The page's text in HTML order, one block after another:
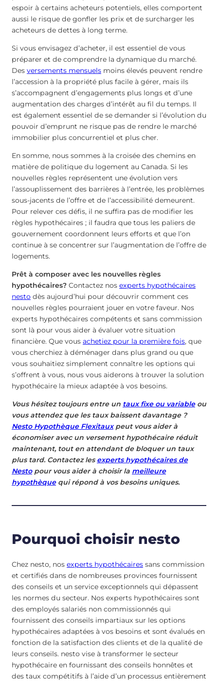
espoir à certains acheteurs potentiels, elles comportent
aussi le risque de gonfler les prix et de surcharger les
acheteurs de dettes à long terme.
Si vous envisagez d’acheter, il est essentiel de vous
préparer et de comprendre la dynamique du marché.
Des versements mensuels moins élevés peuvent rendre
l’accession à la propriété plus facile à gérer, mais ils
s’accompagnent d’engagements plus longs et d’une
augmentation des charges d’intérêt au fil du temps. Il
est également essentiel de se demander si l’évolution du
pouvoir d’emprunt ne risque pas de rendre le marché
immobilier plus concurrentiel et plus cher.
En somme, nous sommes à la croisée des chemins en
matière de politique du logement au Canada. Si les
nouvelles règles représentent une évolution vers
l’assouplissement des barrières à l’entrée, les problèmes
sous-jacents de l’offre et de l’accessibilité demeurent.
Pour relever ces défis, il ne suffira pas de modifier les
règles hypothécaires ; il faudra que tous les paliers de
gouvernement coordonnent leurs efforts et que l’on
continue à se concentrer sur l’augmentation de l’offre de
logements.
Prêt à composer avec les nouvelles règles
hypothécaires? Contactez nos experts hypothécaires
nesto dès aujourd’hui pour découvrir comment ces
nouvelles règles pourraient jouer en votre faveur. Nos
experts hypothécaires compétents et sans commission
sont là pour vous aider à évaluer votre situation
financière. Que vous achetiez pour la première fois, que
vous cherchiez à déménager dans plus grand ou que
vous souhaitiez simplement connaître les options qui
s’offrent à vous, nous vous aiderons à trouver la solution
hypothécaire la mieux adaptée à vos besoins.
Vous hésitez toujours entre un taux fixe ou variableou
vous attendez que les taux baissent davantage ?
Nesto Hypothèque Flexitauxpeut vous aider à
économiser avec un versement hypothécaire réduit
maintenant, tout en attendant de bloquer un taux
plus tard. Contactez les experts hypothécaires de
Nestopour vous aider à choisir la meilleure
hypothèquequi répond à vos besoins uniques.
Pourquoi choisir nesto
Chez nesto, nos experts hypothécaires sans commission
et certifiés dans de nombreuses provinces fournissent
des conseils et un service exceptionnels qui dépassent
les normes du secteur. Nos experts hypothécaires sont
des employés salariés non commissionnés qui
fournissent des conseils impartiaux sur les options
hypothécaires adaptées à vos besoins et sont évalués en
fonction de la satisfaction des clients et de la qualité de
leurs conseils. nesto vise à transformer le secteur
hypothécaire en fournissant des conseils honnêtes et
des taux compétitifs à l’aide d’un processus entièrement